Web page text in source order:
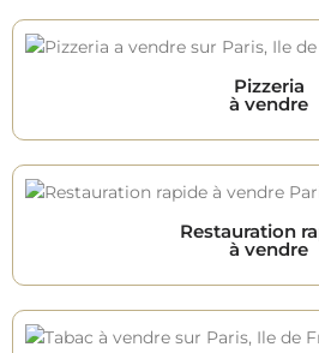
Pizzeria
à vendre
Restauration
à vendre